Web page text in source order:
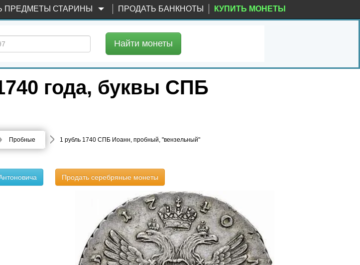
ПРЕДМЕТЫ СТАРИНЫ ПРОДАТЬ БАНКНОТЫ КУПИТЬ МОНЕТЫ
Найти монеты
года, буквы СПБ
Пробные 1 рубль 1740 СПБ Иоанн, пробный, "вензельный"
Продать серебряные монеты